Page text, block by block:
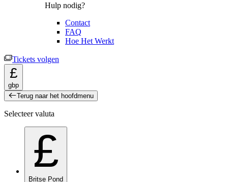
Hulp nodig?
Contact
FAQ
Hoe Het Werkt
Tickets volgen
£
gbp
Terug naar het hoofdmenu
Selecteer valuta
£
Britse Pond